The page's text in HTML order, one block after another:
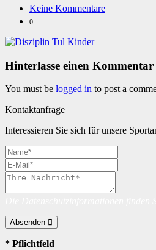
Keine Kommentare
0
Hinterlasse einen Kommentar
You must be logged in to post a
Kontaktanfrage
Interessieren Sie sich für unsere
Absenden
* Pflichtfeld